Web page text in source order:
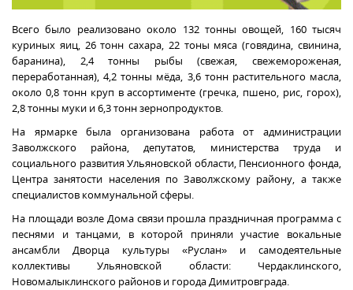
Всего было реализовано около 132 тонны овощей, 160 тысяч
куриных яиц, 26 тонн сахара, 22 тоны мяса (говядина, свинина,
баранина), 2,4 тонны рыбы (свежая, свежемороженая,
переработанная), 4,2 тонны мёда, 3,6 тонн растительного масла,
около 0,8 тонн круп в ассортименте (гречка, пшено, рис, горох),
2,8 тонны муки и 6,3 тонн зернопродуктов.
На ярмарке была организована работа от администрации
Заволжского района, депутатов, министерства труда и
социального развития Ульяновской области, Пенсионного фонда,
Центра занятости населения по Заволжскому району, а также
специалистов коммунальной сферы.
На площади возле Дома связи прошла праздничная программа с
песнями и танцами, в которой приняли участие вокальные
ансамбли Дворца культуры «Руслан» и самодеятельные
коллективы Ульяновской области: Чердаклинского,
Новомалыклинского районов и города Димитровграда.